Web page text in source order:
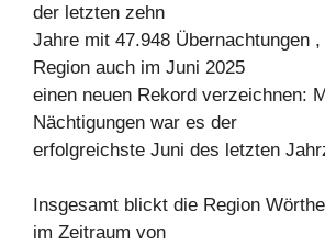
der letzten zehn
Jahre mit 47.948 Übernachtungen
Region auch im Juni 2025
einen neuen Rekord verzeichnen:
Nächtigungen war es der
erfolgreichste Juni des letzten
Insgesamt blickt die Region
im Zeitraum von